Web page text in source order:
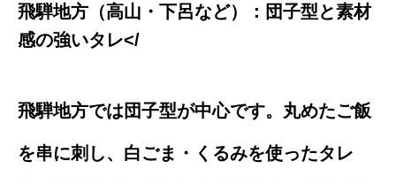
飛騨地方（高山・下呂など）：団子型と素材
感の強いタレ</
飛騨地方では団子型が中心です。丸めたご飯
を串に刺し、白ごま・くるみを使ったタレ